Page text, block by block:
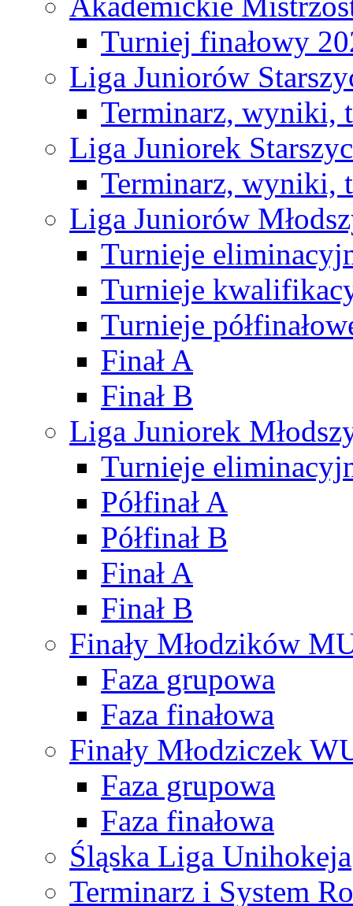
Turniej finałowy
Liga Juniorów
Terminarz, wyniki,
Liga Juniorek
Terminarz, wyniki,
Liga Juniorów
Turnieje
Turnieje
Turnieje
Finał A
Finał B
Liga Juniorek
Turnieje
Półfinał A
Półfinał B
Finał A
Finał B
Finały Młodzików
Faza grupowa
Faza finałowa
Finały Młodziczek
Faza grupowa
Faza finałowa
Śląska Liga Unihokeja
Terminarz i System